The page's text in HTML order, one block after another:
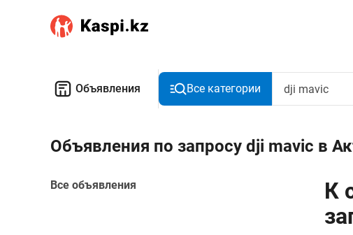
Объявления Все категории
Объявления по запросу dji mavic в
Все объявления
К